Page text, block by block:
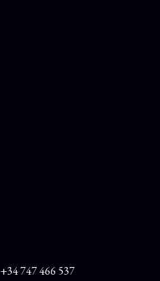
+34 747 466 537